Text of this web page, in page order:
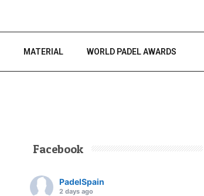
MATERIAL WORLD PADEL AWARDS
Facebook
PadelSpain
2 days ago